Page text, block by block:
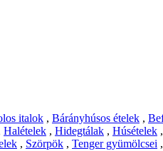
italok , Bárányhúsos ételek ,
Halételek , Hidegtálak , Húsételek ,
, Szörpök , Tenger gyümölcsei ,